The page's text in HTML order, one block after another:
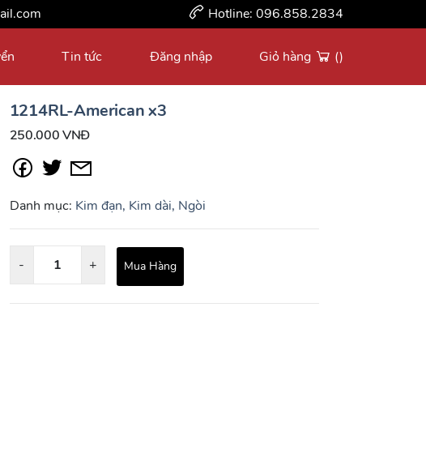
Hotline: 096.858.2834
Tin tức Đăng nhập Giỏ hàng ()
1214RL-American x3
250.000 VNĐ
Danh mục: Kim đạn, Kim dài, Ngòi
- + Mua Hàng